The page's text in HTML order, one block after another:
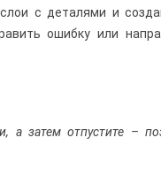
с деталями и
ошибку или
а затем отпустите –